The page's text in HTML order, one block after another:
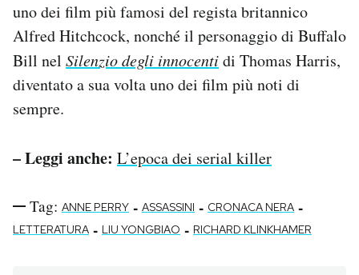
uno dei film più famosi del regista britannico
Alfred Hitchcock, nonché il personaggio di Buffalo
Bill nel Silenzio degli innocentidi Thomas Harris,
diventato a sua volta uno dei film più noti di
sempre.
– Leggi anche: L’epoca dei serial killer
Tag: ANNE PERRY - ASSASSINI - CRONACA NERA -
LETTERATURA - LIU YONGBIAO - RICHARD KLINKHAMER